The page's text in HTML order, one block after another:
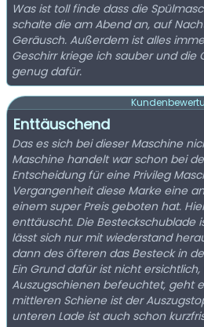
Was ist toll finde dass die
schalte die am Abend an, auf
Geräusch. Außerdem ist alles
Geschirr kriege ich sauber und die
genug dafür.
Enttäuschend
Das es sich bei dieser Maschine
Maschine handelt war schon bei
Entscheidung für eine Privileg
Vergangenheit diese Marke eine
einem super Preis geboten hat.
enttäuscht. Die Besteckschublade
lässt sich nur mit wiederstand
dann des öfteren das Besteck in
Ein Grund dafür ist nicht
Auszugschienen befeuchtet, geht
mittleren Schiene ist der
unteren Lade ist auch schon